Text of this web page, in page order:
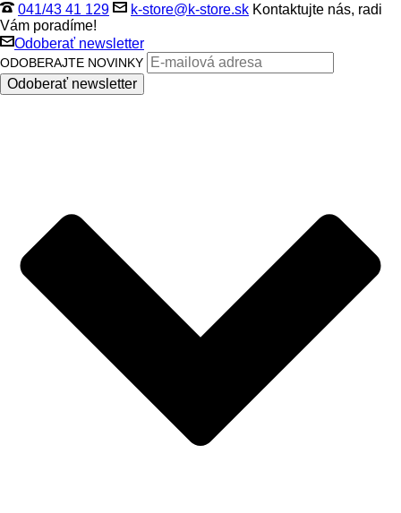
041/43 41 129 k-store@k-store.sk Kontaktujte nás, radi
Vám poradíme!
Odoberať newsletter
ODOBERAJTE NOVINKY